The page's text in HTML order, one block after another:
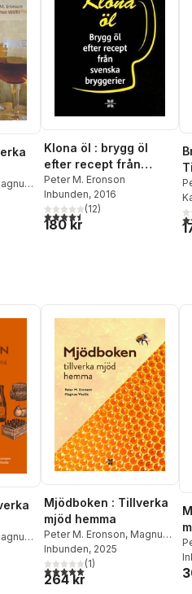
Klona öl : brygg öl
efter recept från
svenska bryggerier
Peter M. Eronson
Inbunden, 2016
4,5utav 5 stjärnor. Totalt antal
(12)
180 kr
Mjödboken : Tillverka
mjöd hemma
Peter M. Eronson, Magnus
Vasilis
Inbunden, 2025
5,0utav 5 stjärnor. Totalt antal
(1)
264 kr